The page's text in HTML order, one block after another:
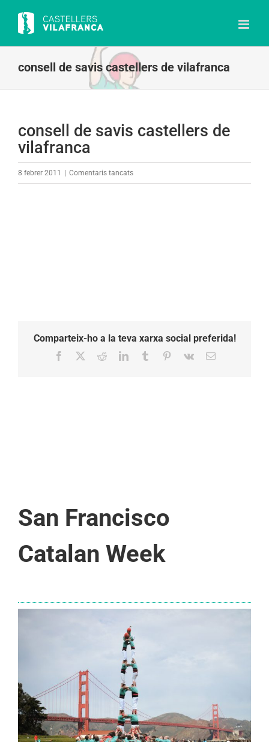
content
consell de savis castellers de vilafranca
consell de savis castellers de
vilafranca
8 febrer 2011 Comentaris tancatsa
Comparteix-ho a la teva xarxa social preferida!
Facebook RedditLinkedInTumblr Pinterest
Vk Email:
San Francisco
Catalan Week